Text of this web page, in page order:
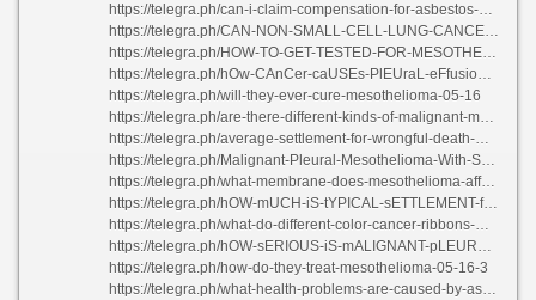
https://telegra.ph/can-i-claim-compensation-for-asbestos-exposure-05-16-2
https://telegra.ph/CAN-NON-SMALL-CELL-LUNG-CANCER-BE-CAUSED-BY-ASBESTOS-05-17
https://telegra.ph/HOW-TO-GET-TESTED-FOR-MESOTHELIOMA-05-15
https://telegra.ph/hOw-CAnCer-caUSEs-PlEUraL-eFfusioN-05-16-2
https://telegra.ph/will-they-ever-cure-mesothelioma-05-16
https://telegra.ph/are-there-different-kinds-of-malignant-mesothelioma-05-16-3
https://telegra.ph/average-settlement-for-wrongful-death-malpractice-05-15
https://telegra.ph/Malignant-Pleural-Mesothelioma-With-Surgery-05-16-3
https://telegra.ph/what-membrane-does-mesothelioma-affect-05-16
https://telegra.ph/hOW-mUCH-iS-tYPICAL-sETTLEMENT-fOR-aSBESTOS-05-16
https://telegra.ph/what-do-different-color-cancer-ribbons-mean-05-16
https://telegra.ph/hOW-sERIOUS-iS-mALIGNANT-pLEURAL-eFFUSION-05-16-2
https://telegra.ph/how-do-they-treat-mesothelioma-05-16-3
https://telegra.ph/what-health-problems-are-caused-by-asbestos-05-16